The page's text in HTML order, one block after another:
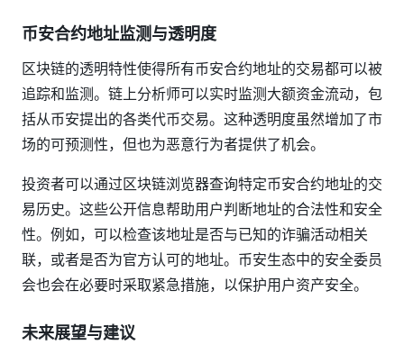
币安合约地址监测与透明度
区块链的透明特性使得所有币安合约地址的交易都可以被
追踪和监测。链上分析师可以实时监测大额资金流动，包
括从币安提出的各类代币交易。这种透明度虽然增加了市
场的可预测性，但也为恶意行为者提供了机会。
投资者可以通过区块链浏览器查询特定币安合约地址的交
易历史。这些公开信息帮助用户判断地址的合法性和安全
性。例如，可以检查该地址是否与已知的诈骗活动相关
联，或者是否为官方认可的地址。币安生态中的安全委员
会也会在必要时采取紧急措施，以保护用户资产安全。
未来展望与建议